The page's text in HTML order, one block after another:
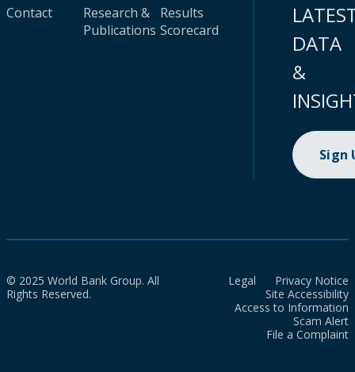
Contact
Research &
Publications
Results
Scorecard
DATA
&
Sign
© 2025 World Bank Group. All
Rights Reserved.
Legal
Privacy Notice
Site Accessibility
Access to Information
Scam Alert
File a Complaint